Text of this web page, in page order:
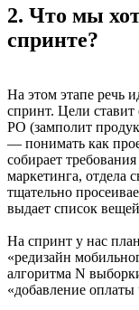
2. Что мы
спринте?
На этом этапе речь
спринт. Цели
PO (замполит
— понимать как
собирает
маркетинга, отдела
тщательно
выдает список
На спринт у нас
«редизайн
алгоритма N
«добавление оплаты